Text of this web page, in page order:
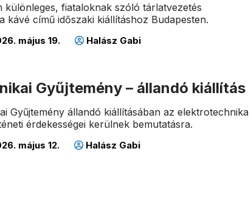
különleges, fiataloknak szóló tárlatvezetés
kávé című időszaki kiállításhoz Budapesten.
május 19. Halász Gabi
Gyűjtemény – állandó kiállítás
Gyűjtemény állandó kiállításában az elektrotechnika
érdekességei kerülnek bemutatásra.
május 12. Halász Gabi